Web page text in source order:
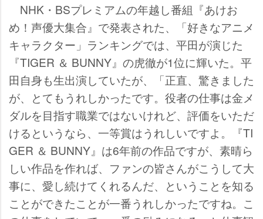
NHK・BSプレミアムの年越し番組『あけお
め！声優大集合』で発表された、「好きなアニメ
キャラクター」ランキングでは、平田が演じた
『TIGER ＆ BUNNY』の虎徹が1位に輝いた。平
田自身も生出演していたが、「正直、驚きました
が、とてもうれしかったです。役者の仕事は金メ
ダルを目指す職業ではないけれど、評価をいただ
けるというなら、一等賞はうれしいですよ。『TI
GER ＆ BUNNY』は6年前の作品ですが、素晴ら
しい作品を作れば、ファンの皆さんがこうして大
事に、愛し続けてくれるんだ、ということを知る
ことができたことが一番うれしかったですね。こ